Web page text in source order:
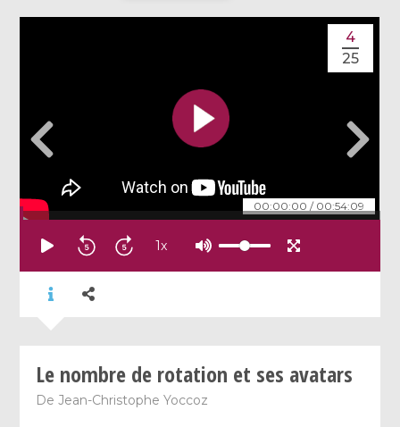
00:00:00 / 00:54:09
4
25
1x
Le nombre de rotation et ses avatars
DeJean-Christophe Yoccoz